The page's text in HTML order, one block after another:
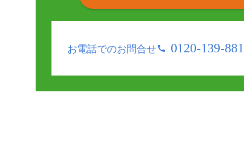
お電話でのお問合せ 0120-139-881